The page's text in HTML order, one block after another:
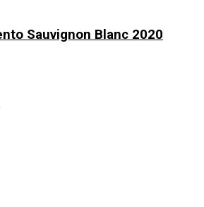
Sauvignon Blanc 2020